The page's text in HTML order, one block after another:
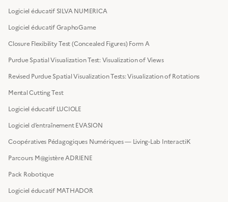
Logiciel éducatif SILVA NUMERICA
Logiciel éducatif GraphoGame
Closure Flexibility Test (Concealed Figures) Form A
Purdue Spatial Visualization Test: Visualization of Views
Revised Purdue Spatial Visualization Tests: Visualization of Rotations
Mental Cutting Test
Logiciel éducatif LUCIOLE
Logiciel d’entraînement EVASION
Coopératives Pédagogiques Numériques — Living-Lab InteractiK
Parcours M@gistère ADRIENE
Pack Robotique
Logiciel éducatif MATHADOR